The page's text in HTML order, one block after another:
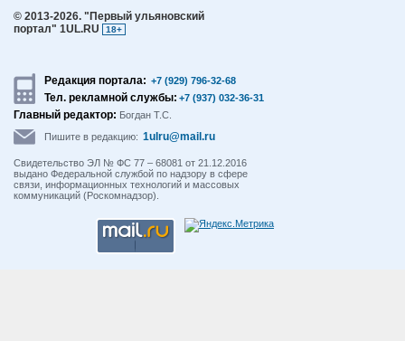
© 2013-2026. "Первый ульяновский
портал" 1UL.RU
18+
Редакция портала: +7 (929) 796-32-68
Тел. рекламной службы: +7 (937) 032-36-31
Главный редактор: Богдан Т.С.
Пишите в редакцию: 1ulru@mail.ru
Свидетельство ЭЛ № ФС 77 – 68081 от 21.12.2016
выдано Федеральной службой по надзору в сфере
связи, информационных технологий и массовых
коммуникаций (Роскомнадзор).